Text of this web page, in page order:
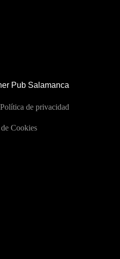
Pub Salamanca
Política de privacidad
Cookies